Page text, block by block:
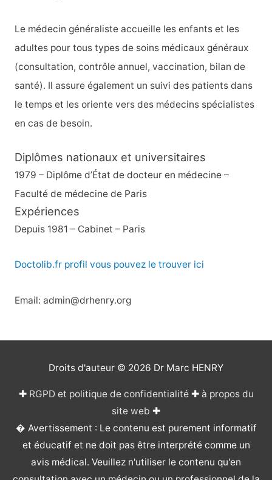
h
e
r
:
Le médecin généraliste accueille les enfants et les
adultes pour tous types de soins médicaux généraux
(consultation, contrôle annuel, vaccination, bilan de
santé). Il assure également un suivi des patients dans
le temps et les oriente vers des médecins spécialistes
en cas de besoin.
Diplômes nationaux et universitaires
1979 – Diplôme d’État de docteur en médecine –
Faculté de médecine de Paris
Expériences
Depuis 1981 – Cabinet – Paris
Doctolib.fr profil vous pouvez le trouver ici
Email: admin@drhenry.org
Droits d'auteur © 2026 Dr Marc HENRY
✚ RGPD et politique de confidentialité✚ à propos du
site web ✚
� Avertissement : Le contenu est purement informatif
et éducatif et ne doit pas être interprété comme un
avis médical. Veuillez n'utiliser le contenu qu'en